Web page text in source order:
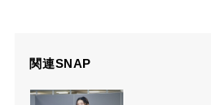
関連SNAP